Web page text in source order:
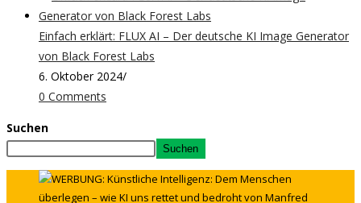
Einfach erklärt: FLUX AI – Der deutsche KI Image Generator
von Black Forest Labs
6. Oktober 2024/
0 Comments
Suchen
Suchen